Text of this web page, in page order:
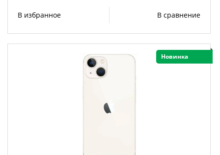
В избранное В сравнение
Новинка